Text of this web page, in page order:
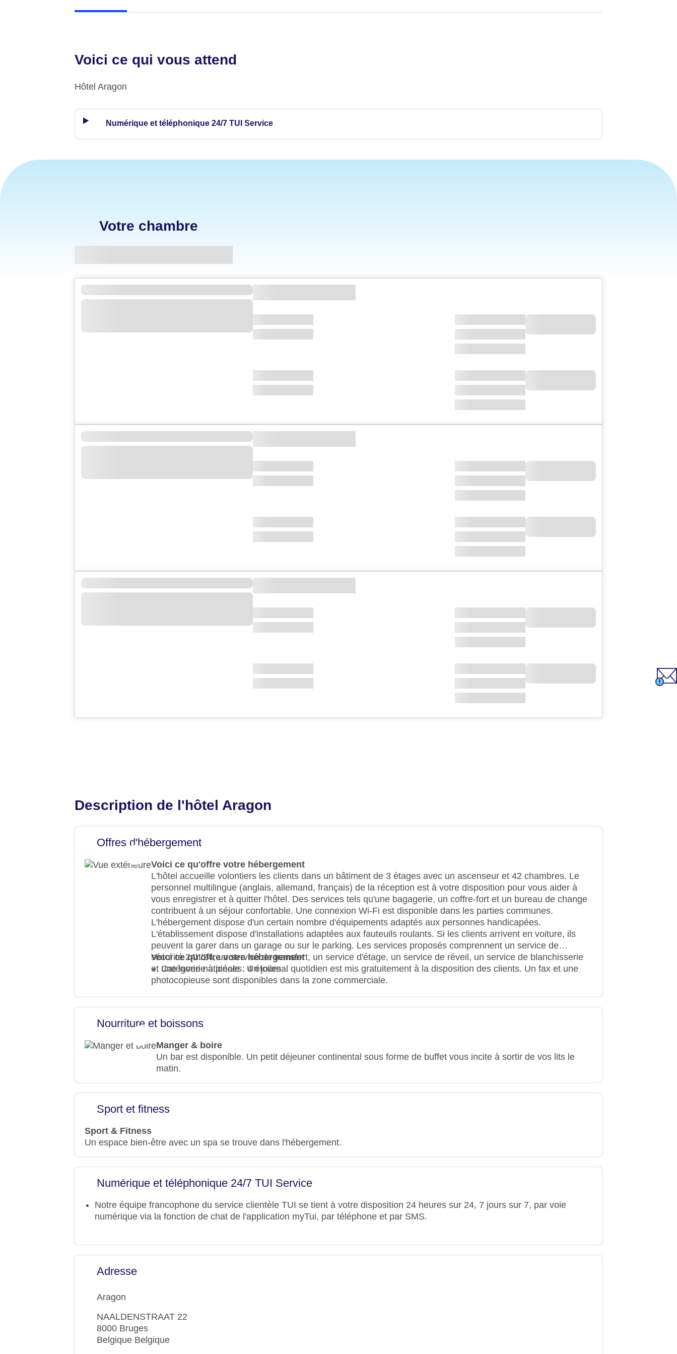
Voici ce qui vous attend
Hôtel Aragon
Numérique et téléphonique 24/7 TUI Service
Votre chambre
Description de l'hôtel Aragon
Offres d'hébergement
Voici ce qu'offre votre hébergement
L'hôtel accueille volontiers les clients dans un bâtiment de 3 étages avec un ascenseur et 42 chambres. Le
personnel multilingue (anglais, allemand, français) de la réception est à votre disposition pour vous aider à
vous enregistrer et à quitter l'hôtel. Des services tels qu'une bagagerie, un coffre-fort et un bureau de change
contribuent à un séjour confortable. Une connexion Wi-Fi est disponible dans les parties communes.
L'hébergement dispose d'un certain nombre d'équipements adaptés aux personnes handicapées.
L'établissement dispose d'installations adaptées aux fauteuils roulants. Si les clients arrivent en voiture, ils
peuvent la garer dans un garage ou sur le parking. Les services proposés comprennent un service de
sécurité 24h/24, un service de transfert, un service d'étage, un service de réveil, un service de blanchisserie
et une laverie à pièces. Un journal quotidien est mis gratuitement à la disposition des clients. Un fax et une
photocopieuse sont disponibles dans la zone commerciale.
Voici ce qu'offre votre hébergement
Catégorie nationale : 4 étoiles
Nourriture et boissons
Manger & boire
Un bar est disponible. Un petit déjeuner continental sous forme de buffet vous incite à sortir de vos lits le
matin.
Sport et fitness
Sport & Fitness
Un espace bien-être avec un spa se trouve dans l'hébergement.
Numérique et téléphonique 24/7 TUI Service
Notre équipe francophone du service clientèle TUI se tient à votre disposition 24 heures sur 24, 7 jours sur 7, par voie
numérique via la fonction de chat de l'application myTui, par téléphone et par SMS.
Adresse
Aragon
NAALDENSTRAAT 22
8000 Bruges
Belgique Belgique